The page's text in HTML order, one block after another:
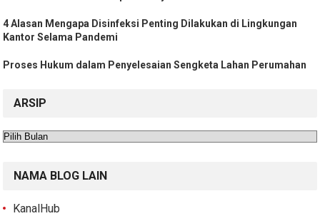
4 Alasan Mengapa Disinfeksi Penting Dilakukan di Lingkungan
Kantor Selama Pandemi
Proses Hukum dalam Penyelesaian Sengketa Lahan Perumahan
ARSIP
Arsip
NAMA BLOG LAIN
KanalHub